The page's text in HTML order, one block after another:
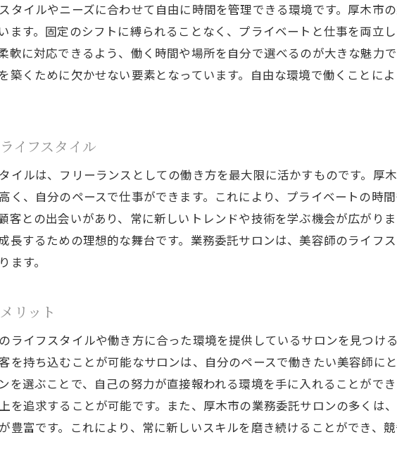
師に最適な働き方を提供する厚木市の業務委託サロン
委託サロンが厚木市の美容師に与えるメリット
市で業務委託サロンを選択する際の重要な要因
創造性を活かす厚木市の業務委託サロンの魅力
師の個性を尊重する業務委託サロンの特長
師の創造力を引き出す厚木市の業務委託サロン
委託サロンで美容師が新しいスタイルを創造する
師のアイデアを形にする厚木市の業務委託サロン
性を活かす美容師のための厚木市の業務委託サロン
を打破する業務委託サロンでの美容師の働き方
委託サロンで実現する美容師の新しいキャリアパス
市の業務委託サロンで革新的な働き方を探る
委託サロンでの柔軟な働き方が美容師に与える影響
観念を超えた美容師の働き方を追求する業務委託サロン
師が業務委託サロンで新しい働き方を模索する
業務委託サロンで得られる美容師の新たなスキル
タイルやニーズに合わせて自由に時間を管理できる環境です。厚木市
ます。固定のシフトに縛られることなく、プライベートと仕事を両立
に対応できるよう、働く時間や場所を自分で選べるのが大きな魅力で
築くために欠かせない要素となっています。自由な環境で働くことに
イフスタイル
ルは、フリーランスとしての働き方を最大限に活かすものです。厚木
く、自分のペースで仕事ができます。これにより、プライベートの時
との出会いがあり、常に新しいトレンドや技術を学ぶ機会が広がり
長するための理想的な舞台です。業務委託サロンは、美容師のライフ
す。
リット
イフスタイルや働き方に合った環境を提供しているサロンを見つけ
持ち込むことが可能なサロンは、自分のペースで働きたい美容師にと
選ぶことで、自己の努力が直接報われる環境を手に入れることがで
を追求することが可能です。また、厚木市の業務委託サロンの多くは
豊富です。これにより、常に新しいスキルを磨き続けることができ、